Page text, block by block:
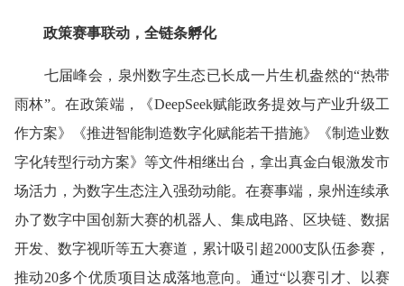
政策赛事联动，全链条孵化
七届峰会，泉州数字生态已长成一片生机盎然的“热带
雨林”。在政策端，《DeepSeek赋能政务提效与产业升级工
作方案》《推进智能制造数字化赋能若干措施》《制造业数
字化转型行动方案》等文件相继出台，拿出真金白银激发市
场活力，为数字生态注入强劲动能。在赛事端，泉州连续承
办了数字中国创新大赛的机器人、集成电路、区块链、数据
开发、数字视听等五大赛道，累计吸引超2000支队伍参赛，
推动20多个优质项目达成落地意向。通过“以赛引才、以赛